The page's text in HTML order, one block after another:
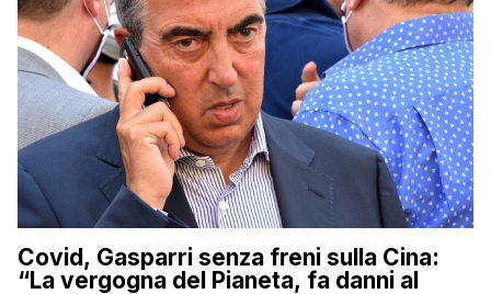
Covid, Gasparri senza freni sulla Cina:
“La vergogna del Pianeta, fa danni al